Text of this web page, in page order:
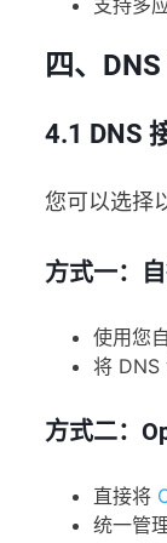
支持多
四、
4.1 DNS
您可以选择
方式一：
使用您
将 DNS
方式二：
直接将
统一管